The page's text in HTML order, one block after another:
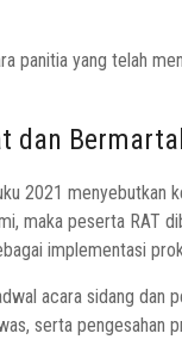
panitia yang telah
dan
2021 menyebutkan
maka peserta RAT
implementasi
acara sidang dan
serta pengesahan